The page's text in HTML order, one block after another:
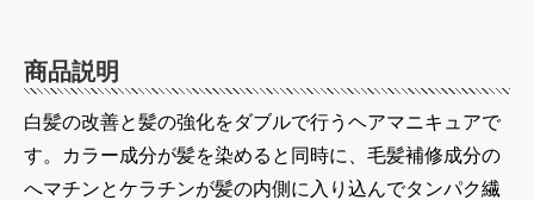
商品説明
白髪の改善と髪の強化をダブルで行うヘアマニキュアで
す。カラー成分が髪を染めると同時に、毛髪補修成分の
へマチンとケラチンが髪の内側に入り込んでタンパク繊